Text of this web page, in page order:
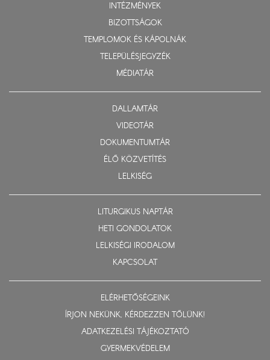
INTÉZMÉNYEK
BIZOTTSÁGOK
TEMPLOMOK ÉS KÁPOLNÁK
TELEPÜLÉSJEGYZÉK
MÉDIATÁR
DALLAMTÁR
VIDEOTÁR
DOKUMENTUMTÁR
ÉLŐ KÖZVETÍTÉS
LELKISÉG
LITURGIKUS NAPTÁR
HETI GONDOLATOK
LELKISÉGI IRODALOM
KAPCSOLAT
ELÉRHETŐSÉGEINK
ÍRJON NEKÜNK, KÉRDEZZEN TŐLÜNK!
ADATKEZELÉSI TÁJÉKOZTATÓ
GYERMEKVÉDELEM